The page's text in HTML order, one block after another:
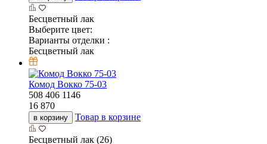
Бесцветный лак
Выберите цвет:
Варианты отделки :
Бесцветный лак
Комод Вокко 75-03
508 406 1146
16 870
в корзину Товар в корзине
Бесцветный лак (26)